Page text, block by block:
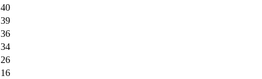
40
39
36
34
26
16